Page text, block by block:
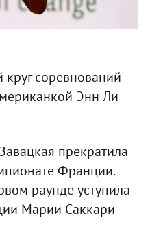
круг соревнований
Энн Ли
прекратила
Франции.
раунде уступила
Марии Саккари -